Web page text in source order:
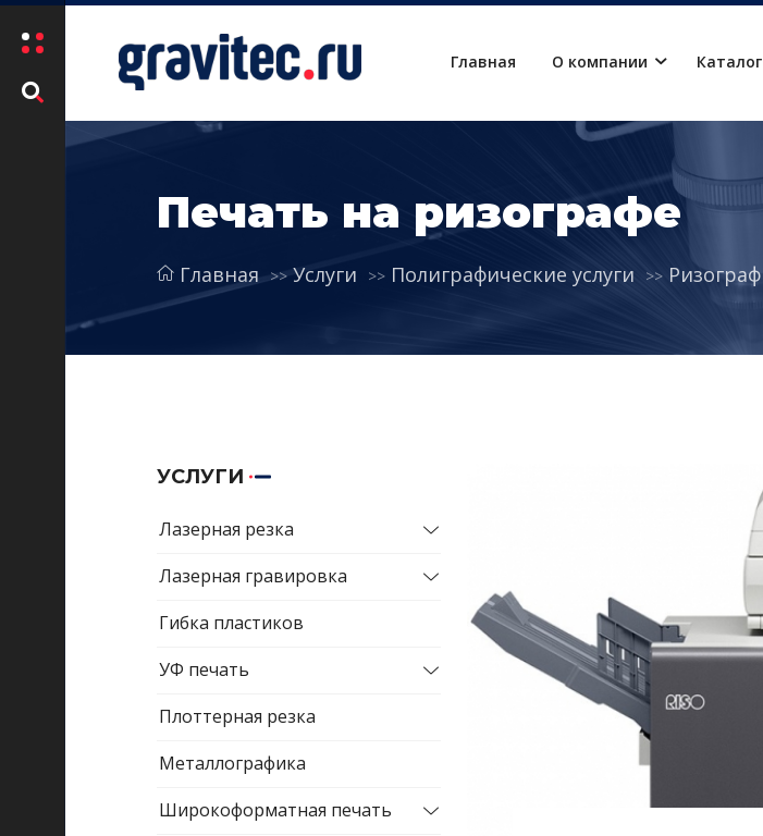
Главная О компании Каталог
Печать на ризографе
Главная Услуги Полиграфические услуги Ризограф
УСЛУГИ
Лазерная резка
Лазерная гравировка
Гибка пластиков
УФ печать
Плоттерная резка
Металлографика
Широкоформатная печать